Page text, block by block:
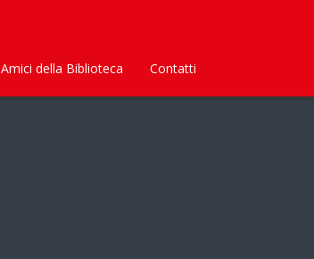
Amici della Biblioteca Contatti